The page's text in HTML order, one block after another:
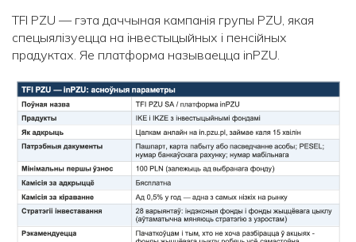
TFI PZU — гэта даччыная кампанія групы PZU, якая
спецыялізуецца на інвестыцыйных і пенсійных
прадуктах. Яе платформа называецца inPZU.